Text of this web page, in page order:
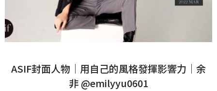
ASIF封面人物｜用自己的風格發揮影響力｜余
非 @emilyyu0601